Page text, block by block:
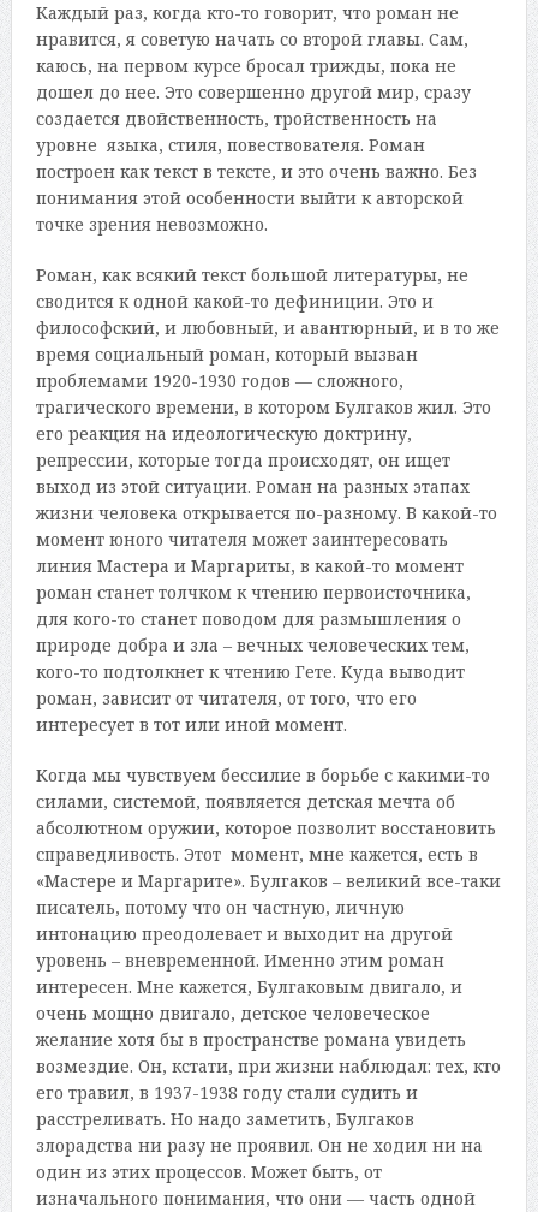
Каждый раз, когда кто-то говорит, что роман не
нравится, я советую начать со второй главы. Сам,
каюсь, на первом курсе бросал трижды, пока не
дошел до нее. Это совершенно другой мир, сразу
создается двойственность, тройственность на
уровне языка, стиля, повествователя. Роман
построен как текст в тексте, и это очень важно. Без
понимания этой особенности выйти к авторской
точке зрения невозможно.
Роман, как всякий текст большой литературы, не
сводится к одной какой-то дефиниции. Это и
философский, и любовный, и авантюрный, и в то же
время социальный роман, который вызван
проблемами 1920-1930 годов — сложного,
трагического времени, в котором Булгаков жил. Это
его реакция на идеологическую доктрину,
репрессии, которые тогда происходят, он ищет
выход из этой ситуации. Роман на разных этапах
жизни человека открывается по-разному. В какой-то
момент юного читателя может заинтересовать
линия Мастера и Маргариты, в какой-то момент
роман станет толчком к чтению первоисточника,
для кого-то станет поводом для размышления о
природе добра и зла – вечных человеческих тем,
кого-то подтолкнет к чтению Гете. Куда выводит
роман, зависит от читателя, от того, что его
интересует в тот или иной момент.
Когда мы чувствуем бессилие в борьбе с какими-то
силами, системой, появляется детская мечта об
абсолютном оружии, которое позволит восстановить
справедливость. Этот момент, мне кажется, есть в
«Мастере и Маргарите». Булгаков – великий все-таки
писатель, потому что он частную, личную
интонацию преодолевает и выходит на другой
уровень – вневременной. Именно этим роман
интересен. Мне кажется, Булгаковым двигало, и
очень мощно двигало, детское человеческое
желание хотя бы в пространстве романа увидеть
возмездие. Он, кстати, при жизни наблюдал: тех, кто
его травил, в 1937-1938 году стали судить и
расстреливать. Но надо заметить, Булгаков
злорадства ни разу не проявил. Он не ходил ни на
один из этих процессов. Может быть, от
изначального понимания, что они — часть одной